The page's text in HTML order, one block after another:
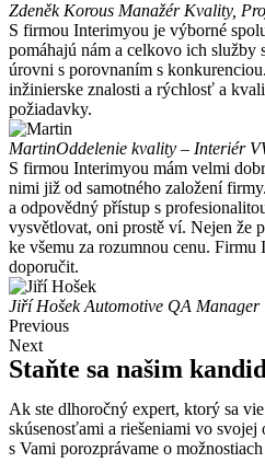
Zdeněk Korous Manažér Kvality,
S firmou Interimyou je výborné
pomáhajú nám a celkovo ich služby
úrovni s porovnaním s
inžinierske znalosti a rýchlosť a
požiadavky.
MartinOddelenie kvality – Interiér
S firmou Interimyou mám velmi
nimi již od samotného založení
a odpovědný přístup s
vysvětlovat, oni prostě ví. Nejen že
ke všemu za rozumnou cenu.
doporučit.
Jiří HošekAutomotive QA Manager
Previous
Next
Staňte sa našim
Ak ste dlhoročný expert, ktorý sa
skúsenosťami a riešeniami vo
s Vami porozprávame o